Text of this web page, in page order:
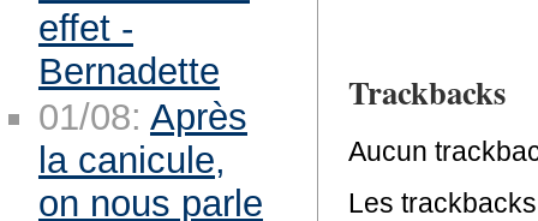
Trackbacks
Aucun
Les
effet -
Bernadette
01/08: Après
la canicule,
on nous parle